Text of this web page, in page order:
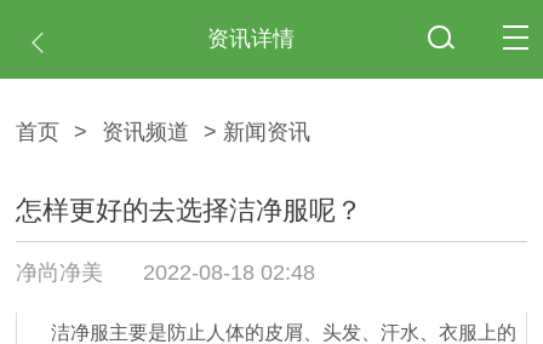
资讯详情
首页 > 资讯频道 > 新闻资讯
怎样更好的去选择洁净服呢？
净尚净美 2022-08-18 02:48
洁净服主要是防止人体的皮屑、头发、汗水、衣服上的